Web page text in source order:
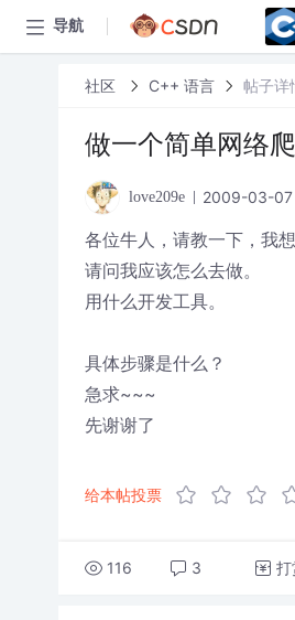
导航
社区 C++ 语言 帖子详
做一个简单网络
love209e 2009-03-
各位牛人，请教一下，我
请问我应该怎么去做。
用什么开发工具。
具体步骤是什么？
急求~~~
先谢谢了
给本帖投票
116 3 打